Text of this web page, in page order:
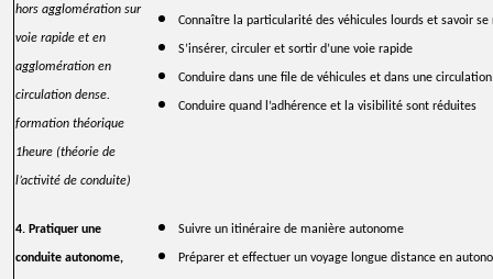
hors agglomération sur
voie rapide et en
agglomération en
circulation dense.
formation théorique
1heure (théorie de
l’activité de conduite)
Connaître la particularité des véhicules lourds et savoir se
S’insérer, circuler et sortir d’une voie rapide
Conduire dans une file de véhicules et dans une
Conduire quand l’adhérence et la visibilité sont réduites
4. Pratiquer une
conduite autonome,
Suivre un itinéraire de manière autonome
Préparer et effectuer un voyage longue distance en